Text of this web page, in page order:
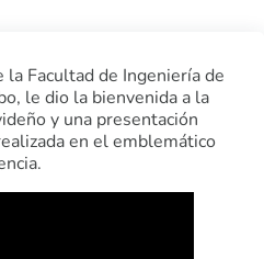
Facultad de Ingeniería de
le dio la bienvenida a la
y una presentación
en el emblemático